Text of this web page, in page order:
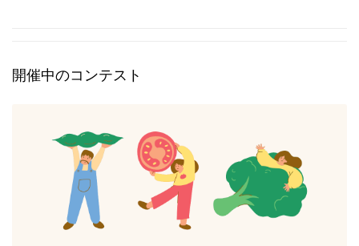
開催中のコンテスト